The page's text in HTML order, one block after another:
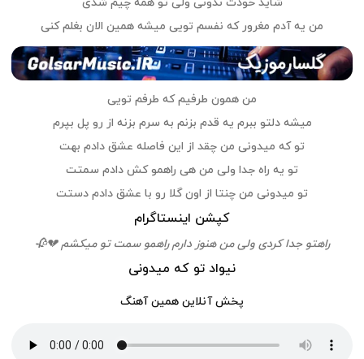
من یه آدم مغرور که نفسم تویی میشه همین الان بغلم کنی
من همون طرفیم که طرفم تویی
میشه دلتو ببرم یه قدم بزنم به سرم بزنه از رو پل بپرم
تو که میدونی من چقد از این فاصله عشق دادم بهت
تو یه راه جدا ولی من هی راهمو کش دادم سمتت
تو میدونی من چنتا از اون گلا رو با عشق دادم دستت
کپشن اینستاگرام
راهتو جدا کردی ولی من هنوز دارم راهمو سمت تو میکشم 💔🥀
نیواد تو که میدونی
پخش آنلاین همین آهنگ